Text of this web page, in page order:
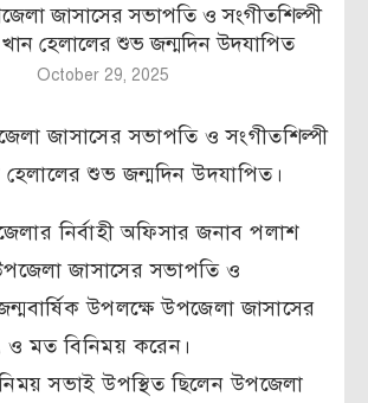
জাসাসের সভাপতি ও সংগীতশিল্পী
হেলালের শুভ জন্মদিন উদযাপিত
October 29, 2025
জাসাসের সভাপতি ও সংগীতশিল্পী
শুভ জন্মদিন উদযাপিত।
নির্বাহী অফিসার জনাব পলাশ
জাসাসের সভাপতি ও
উপলক্ষে উপজেলা জাসাসের
ও মত বিনিময় করেন।
সভাই উপস্থিত ছিলেন উপজেলা